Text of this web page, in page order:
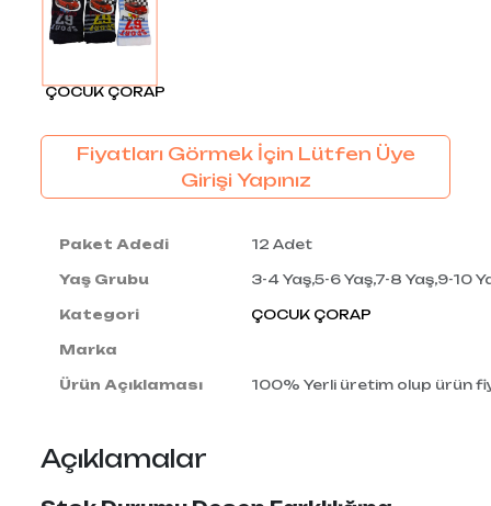
ÇOCUK ÇORAP
Fiyatları Görmek İçin Lütfen Üye
Girişi Yapınız
Paket Adedi 12 Adet
Yaş Grubu 3-4 Yaş,5-6 Yaş,7-8 Yaş,9-10
Kategori ÇOCUK ÇORAP
Marka
Ürün Açıklaması 100% Yerli üretim olup ürün
Açıklamalar